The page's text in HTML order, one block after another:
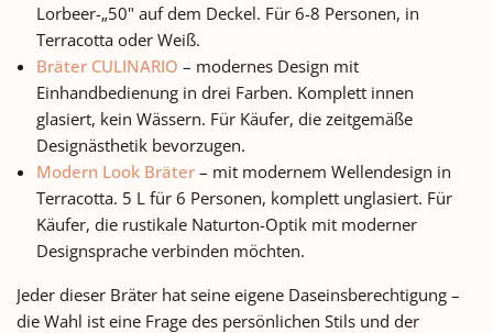
Lorbeer-„50" auf dem Deckel. Für 6-8 Personen, in
Terracotta oder Weiß.
Bräter CULINARIO – modernes Design mit
Einhandbedienung in drei Farben. Komplett innen
glasiert, kein Wässern. Für Käufer, die zeitgemäße
Designästhetik bevorzugen.
Modern Look Bräter – mit modernem Wellendesign in
Terracotta. 5 L für 6 Personen, komplett unglasiert. Für
Käufer, die rustikale Naturton-Optik mit moderner
Designsprache verbinden möchten.
Jeder dieser Bräter hat seine eigene Daseinsberechtigung –
die Wahl ist eine Frage des persönlichen Stils und der